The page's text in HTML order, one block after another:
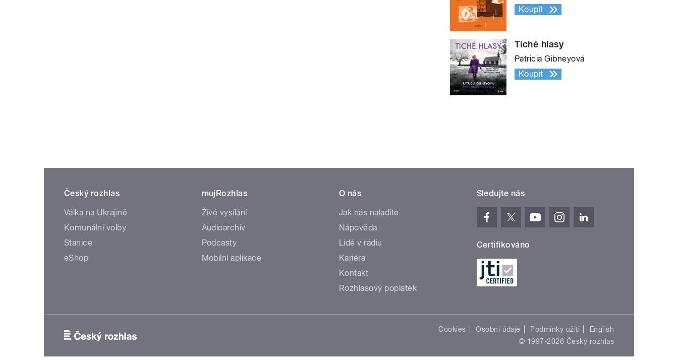
Koupit
Tiché hlasy
Patricia Gibneyová
Koupit
Český rozhlas
Válka na Ukrajině
Komunální volby
Stanice
eShop
mujRozhlas
Živé vysílání
Audioarchiv
Podcasty
Mobilní aplikace
O nás
Jak nás naladíte
Nápověda
Lidé v rádiu
Kariéra
Kontakt
Rozhlasový poplatek
Sledujte nás
Certifikováno
Cookies Osobní údaje Podmínky užití
English
© 1997-2026 Český rozhlas